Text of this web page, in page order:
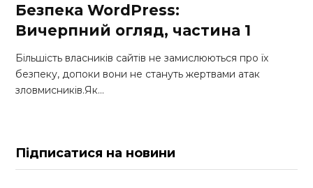
Безпека WordPress:
Вичерпний огляд, частина 1
Більшість власників сайтів не замислюються про їх
безпеку, допоки вони не стануть жертвами атак
зловмисників.Як…
Підписатися на новини